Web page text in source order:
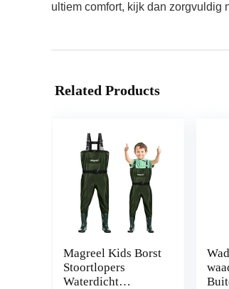
ultiem comfort, kijk dan zorgvuldig
Related Products
Magreel Kids Borst
Stoortlopers
Waterdicht